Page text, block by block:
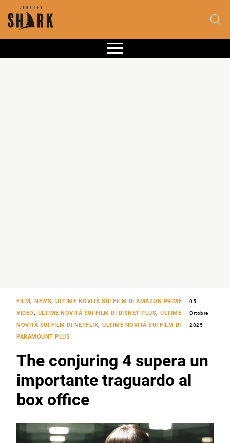
FILM, NEWS,ULTIME NOVITÀ SUI FILM DI AMAZON PRIME
VIDEO, ULTIME NOVITÀ SUI FILM DI DISNEY PLUS,ULTIME
NOVITÀ SUI FILM DI NETFLIX,ULTIME NOVITÀ SUI FILM DI
PARAMOUNT PLUS
05
Ottobre
2025
The conjuring 4 supera un
importante traguardo al
box office